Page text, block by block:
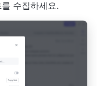
수집하세요.